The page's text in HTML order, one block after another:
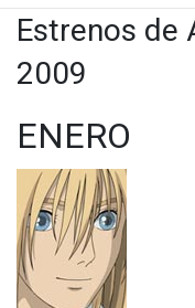
Estrenos de
2009
ENERO